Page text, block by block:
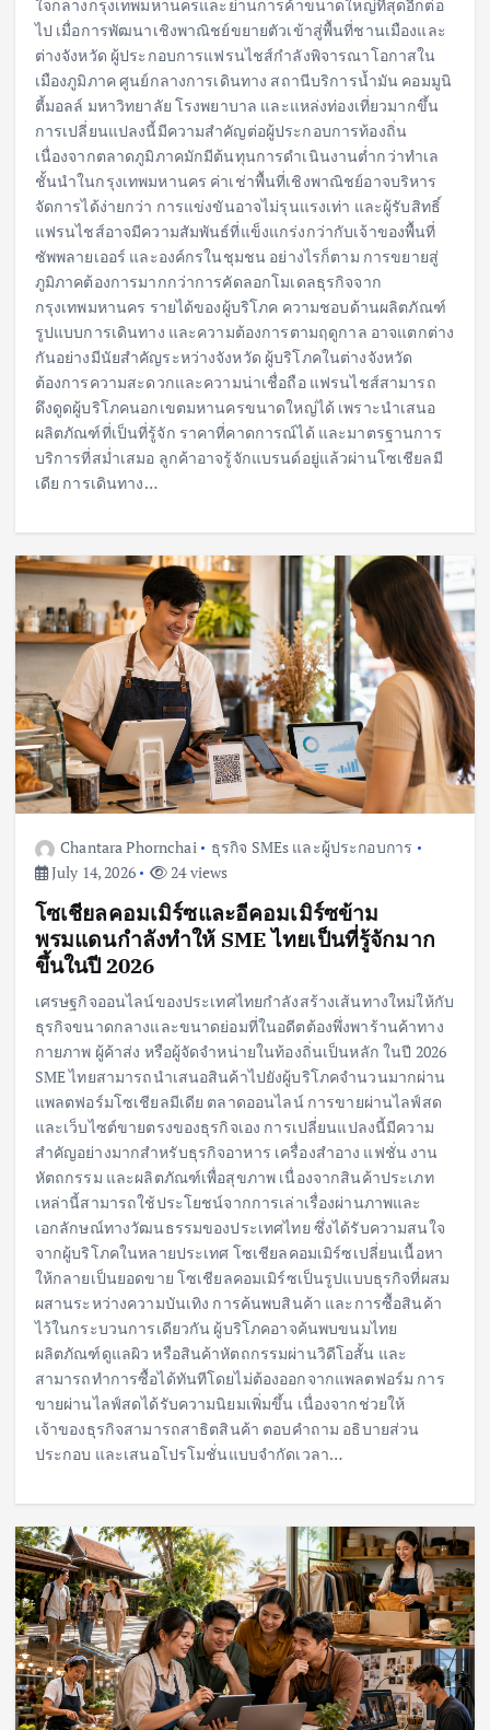
ใจกลางกรุงเทพมหานครและย่านการค้าขนาดใหญ่ที่สุดอีกต่อ
ไป เมื่อการพัฒนาเชิงพาณิชย์ขยายตัวเข้าสู่พื้นที่ชานเมืองและ
ต่างจังหวัด ผู้ประกอบการแฟรนไชส์กำลังพิจารณาโอกาสใน
เมืองภูมิภาค ศูนย์กลางการเดินทาง สถานีบริการน้ำมัน คอมมูนิ
ตี้มอลล์ มหาวิทยาลัย โรงพยาบาล และแหล่งท่องเที่ยวมากขึ้น
การเปลี่ยนแปลงนี้มีความสำคัญต่อผู้ประกอบการท้องถิ่น
เนื่องจากตลาดภูมิภาคมักมีต้นทุนการดำเนินงานต่ำกว่าทำเล
ชั้นนำในกรุงเทพมหานคร ค่าเช่าพื้นที่เชิงพาณิชย์อาจบริหาร
จัดการได้ง่ายกว่า การแข่งขันอาจไม่รุนแรงเท่า และผู้รับสิทธิ์
แฟรนไชส์อาจมีความสัมพันธ์ที่แข็งแกร่งกว่ากับเจ้าของพื้นที่
ซัพพลายเออร์ และองค์กรในชุมชน อย่างไรก็ตาม การขยายสู่
ภูมิภาคต้องการมากกว่าการคัดลอกโมเดลธุรกิจจาก
กรุงเทพมหานคร รายได้ของผู้บริโภค ความชอบด้านผลิตภัณฑ์
รูปแบบการเดินทาง และความต้องการตามฤดูกาล อาจแตกต่าง
กันอย่างมีนัยสำคัญระหว่างจังหวัด ผู้บริโภคในต่างจังหวัด
ต้องการความสะดวกและความน่าเชื่อถือ แฟรนไชส์สามารถ
ดึงดูดผู้บริโภคนอกเขตมหานครขนาดใหญ่ได้ เพราะนำเสนอ
ผลิตภัณฑ์ที่เป็นที่รู้จัก ราคาที่คาดการณ์ได้ และมาตรฐานการ
บริการที่สม่ำเสมอ ลูกค้าอาจรู้จักแบรนด์อยู่แล้วผ่านโซเชียลมี
เดีย การเดินทาง…
Chantara Phornchai
ธุรกิจ SMEs และผู้ประกอบการ
July 14, 2026
24 views
โซเชียลคอมเมิร์ซและอีคอมเมิร์ซข้าม
พรมแดนกำลังทำให้ SME ไทยเป็นที่รู้จักมาก
ขึ้นในปี 2026
เศรษฐกิจออนไลน์ของประเทศไทยกำลังสร้างเส้นทางใหม่ให้กับ
ธุรกิจขนาดกลางและขนาดย่อมที่ในอดีตต้องพึ่งพาร้านค้าทาง
กายภาพ ผู้ค้าส่ง หรือผู้จัดจำหน่ายในท้องถิ่นเป็นหลัก ในปี 2026
SME ไทยสามารถนำเสนอสินค้าไปยังผู้บริโภคจำนวนมากผ่าน
แพลตฟอร์มโซเชียลมีเดีย ตลาดออนไลน์ การขายผ่านไลฟ์สด
และเว็บไซต์ขายตรงของธุรกิจเอง การเปลี่ยนแปลงนี้มีความ
สำคัญอย่างมากสำหรับธุรกิจอาหาร เครื่องสำอาง แฟชั่น งาน
หัตถกรรม และผลิตภัณฑ์เพื่อสุขภาพ เนื่องจากสินค้าประเภท
เหล่านี้สามารถใช้ประโยชน์จากการเล่าเรื่องผ่านภาพและ
เอกลักษณ์ทางวัฒนธรรมของประเทศไทย ซึ่งได้รับความสนใจ
จากผู้บริโภคในหลายประเทศ โซเชียลคอมเมิร์ซเปลี่ยนเนื้อหา
ให้กลายเป็นยอดขาย โซเชียลคอมเมิร์ซเป็นรูปแบบธุรกิจที่ผสม
ผสานระหว่างความบันเทิง การค้นพบสินค้า และการซื้อสินค้า
ไว้ในกระบวนการเดียวกัน ผู้บริโภคอาจค้นพบขนมไทย
ผลิตภัณฑ์ดูแลผิว หรือสินค้าหัตถกรรมผ่านวิดีโอสั้น และ
สามารถทำการซื้อได้ทันทีโดยไม่ต้องออกจากแพลตฟอร์ม การ
ขายผ่านไลฟ์สดได้รับความนิยมเพิ่มขึ้น เนื่องจากช่วยให้
เจ้าของธุรกิจสามารถสาธิตสินค้า ตอบคำถาม อธิบายส่วน
ประกอบ และเสนอโปรโมชั่นแบบจำกัดเวลา…